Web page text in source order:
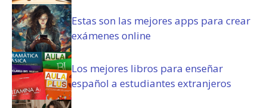
Estas son las mejores apps para crear
exámenes online
Los mejores libros para enseñar
español a estudiantes extranjeros